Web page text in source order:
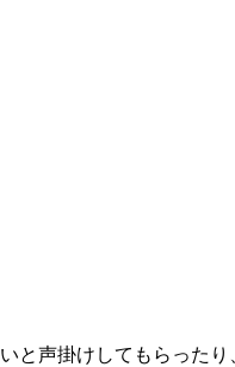
と声掛けしてもらった